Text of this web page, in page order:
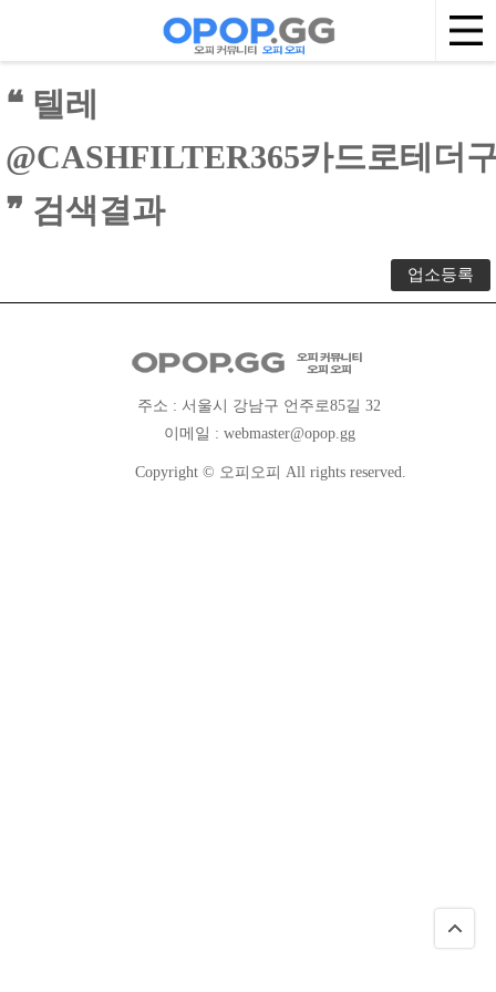
❝ 텔레
@CASHFILTER365카드로테더
❞ 검색결과
업소등록
주소 : 서울시 강남구 언주로85길 32
이메일 : webmaster@opop.gg
Copyright © 오피오피 All rights reserved.